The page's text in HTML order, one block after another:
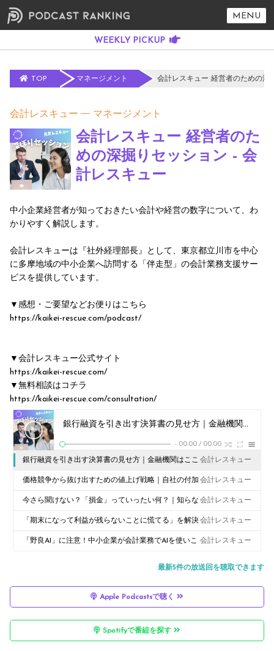
MENU
TOP マネージメント 会計レスキュー 経営者のための深
会計レスキュー マネージメント
会計レスキュー 経営者のた
めの深掘りセッション - 会
計レスキュー
中小企業経営者が知っておきたい会計や経営の数字について、わ
かりやすく解説します。
会計レスキューは『社外経理部長』として、東京都立川市を中心
に多摩地域の中小企業へ訪問する「伴走型」の会計業務支援サー
ビスを提供しています。
▼感想・ご要望などお便りはこちら
https://kaikei-rescue.com/podcast/
▼会計レスキュー公式サイト
⁠https://kaikei-rescue.com/⁠
▼無料相談はコチラ
⁠https://kaikei-rescue.com/consultation/
銀行融資を引き出す決算書の見せ方｜金融機関はここを見ている『ポイントと事前準備』
- 00:00 / 00:00
銀行融資を引き出す決算書の見せ方｜金融機関はここ
を見ている『ポイントと事前準備』
会計レスキュー
価格競争から抜け出すための値上げ戦略｜自社の付加
価値を伝える交渉ステップ
会計レスキュー
今さら聞けない？「損金」っていったい何？｜知らな
いと損する税務の基本
会計レスキュー
「期末になって利益が残らないことに慌てる」を解決
する製造業の原価計算入門
会計レスキュー
「野良AI」に注意！中小企業が会計業務でAIを使いこ 会計レスキュー
最新5件の放送回を聴取できます
Apple Podcastsで聴く
Spotifyで番組を探す